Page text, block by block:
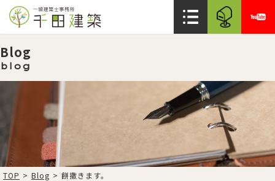
Blog
blog
TOP > Blog > 餅撒きます。